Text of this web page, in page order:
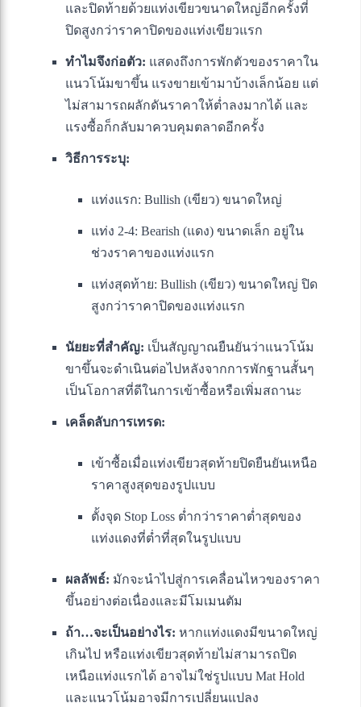
และปิดท้ายด้วยแท่งเขียวขนาดใหญ่อีกครั้งที่
ปิดสูงกว่าราคาปิดของแท่งเขียวแรก
ทำไมจึงก่อตัว: แสดงถึงการพักตัวของราคาใน
แนวโน้มขาขึ้น แรงขายเข้ามาบ้างเล็กน้อย แต่
ไม่สามารถผลักดันราคาให้ต่ำลงมากได้ และ
แรงซื้อก็กลับมาควบคุมตลาดอีกครั้ง
วิธีการระบุ:
แท่งแรก: Bullish (เขียว) ขนาดใหญ่
แท่ง 2-4: Bearish (แดง) ขนาดเล็ก อยู่ใน
ช่วงราคาของแท่งแรก
แท่งสุดท้าย: Bullish (เขียว) ขนาดใหญ่ ปิด
สูงกว่าราคาปิดของแท่งแรก
นัยยะที่สำคัญ: เป็นสัญญาณยืนยันว่าแนวโน้ม
ขาขึ้นจะดำเนินต่อไปหลังจากการพักฐานสั้นๆ
เป็นโอกาสที่ดีในการเข้าซื้อหรือเพิ่มสถานะ
เคล็ดลับการเทรด:
เข้าซื้อเมื่อแท่งเขียวสุดท้ายปิดยืนยันเหนือ
ราคาสูงสุดของรูปแบบ
ตั้งจุด Stop Loss ต่ำกว่าราคาต่ำสุดของ
แท่งแดงที่ต่ำที่สุดในรูปแบบ
ผลลัพธ์: มักจะนำไปสู่การเคลื่อนไหวของราคา
ขึ้นอย่างต่อเนื่องและมีโมเมนตัม
ถ้า…จะเป็นอย่างไร: หากแท่งแดงมีขนาดใหญ่
เกินไป หรือแท่งเขียวสุดท้ายไม่สามารถปิด
เหนือแท่งแรกได้ อาจไม่ใช่รูปแบบ Mat Hold
และแนวโน้มอาจมีการเปลี่ยนแปลง